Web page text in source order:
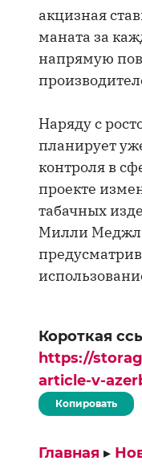
акцизная
маната за
напрямую
Наряду с
планирует
контроля в
проекте
табачных
Милли
Короткая
https://
article-v-
Копировать
Главная ▸